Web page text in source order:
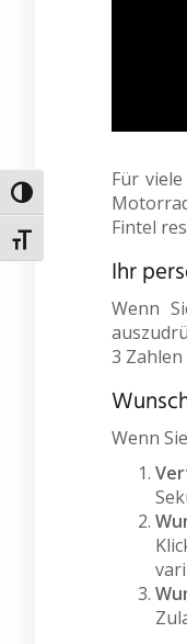
Umschalten auf hohe
Schrift vergrößern
Für
Fintel
Ihr
Wenn
3
Wenn